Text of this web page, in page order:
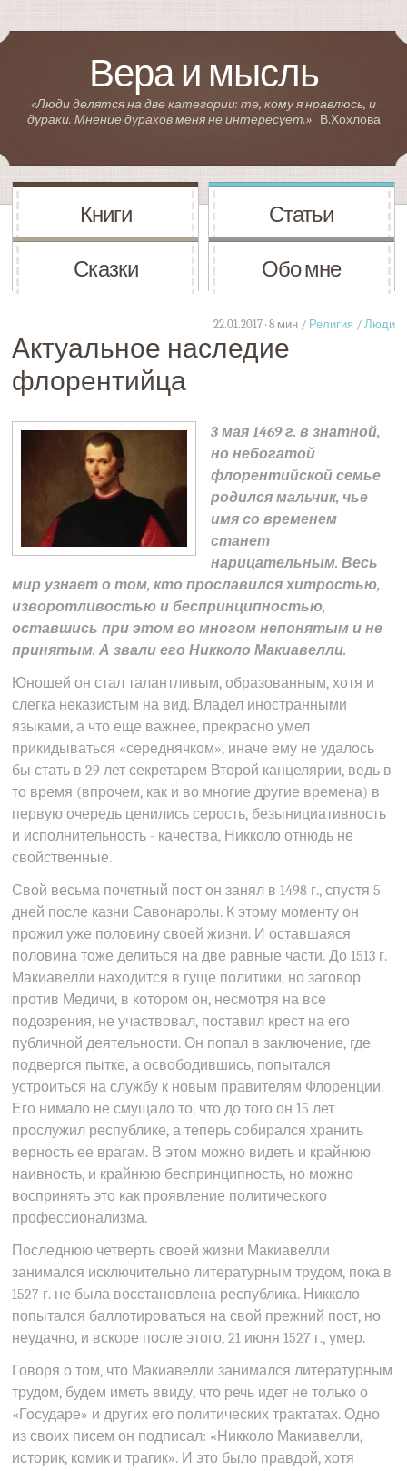
Вера и мысль
«Люди делятся на две категории: те, кому я нравлюсь, и
дураки. Мнение дураков меня не интересует.»
В.Хохлова
Книги Статьи
Сказки Обо мне
22.01.2017 · 8 мин / Религия / Люди
Актуальное наследие
флорентийца
3 мая 1469 г. в знатной,
но небогатой
флорентийской семье
родился мальчик, чье
имя со временем
станет
нарицательным. Весь
мир узнает о том, кто прославился хитростью,
изворотливостью и беспринципностью,
оставшись при этом во многом непонятым и не
принятым. А звали его Никколо Макиавелли.
Юношей он стал талантливым, образованным, хотя и
слегка неказистым на вид. Владел иностранными
языками, а что еще важнее, прекрасно умел
прикидываться «середнячком», иначе ему не удалось
бы стать в 29 лет секретарем Второй канцелярии, ведь в
то время (впрочем, как и во многие другие времена) в
первую очередь ценились серость, безынициативность
и исполнительность - качества, Никколо отнюдь не
свойственные.
Свой весьма почетный пост он занял в 1498 г., спустя 5
дней после казни Савонаролы. К этому моменту он
прожил уже половину своей жизни. И оставшаяся
половина тоже делиться на две равные части. До 1513 г.
Макиавелли находится в гуще политики, но заговор
против Медичи, в котором он, несмотря на все
подозрения, не участвовал, поставил крест на его
публичной деятельности. Он попал в заключение, где
подвергся пытке, а освободившись, попытался
устроиться на службу к новым правителям Флоренции.
Его нимало не смущало то, что до того он 15 лет
прослужил республике, а теперь собирался хранить
верность ее врагам. В этом можно видеть и крайнюю
наивность, и крайнюю беспринципность, но можно
воспринять это как проявление политического
профессионализма.
Последнюю четверть своей жизни Макиавелли
занимался исключительно литературным трудом, пока в
1527 г. не была восстановлена республика. Никколо
попытался баллотироваться на свой прежний пост, но
неудачно, и вскоре после этого, 21 июня 1527 г., умер.
Говоря о том, что Макиавелли занимался литературным
трудом, будем иметь ввиду, что речь идет не только о
«Государе» и других его политических трактатах. Одно
из своих писем он подписал: «Никколо Макиавелли,
историк, комик и трагик». И это было правдой, хотя